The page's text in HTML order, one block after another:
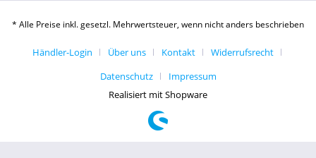
* Alle Preise inkl. gesetzl. Mehrwertsteuer, wenn nicht anders beschrieben
Händler-Login Über uns Kontakt
Widerrufsrecht
Datenschutz
Impressum
Realisiert mit Shopware